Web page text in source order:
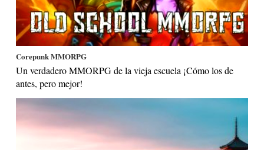
Corepunk MMORPG
Un verdadero MMORPG de la vieja escuela ¡Cómo los de
antes, pero mejor!